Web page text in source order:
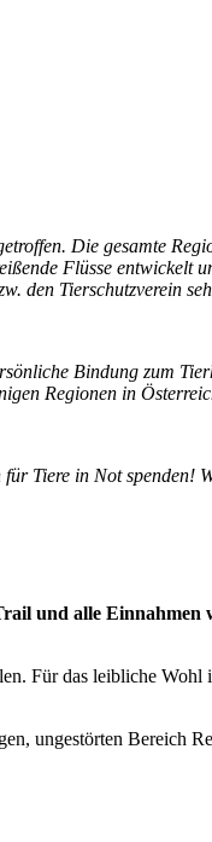
Die gesamte
Flüsse entwickelt
den Tierschutzverein
Bindung zum
Regionen in
Tiere in Not spenden!
und alle Einnahmen
Für das leibliche Wohl
ungestörten Bereich